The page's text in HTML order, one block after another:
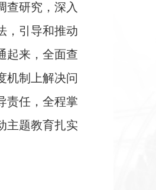
查研究，深入
，引导和推动
起来，全面查
机制上解决问
责任，全程掌
主题教育扎实